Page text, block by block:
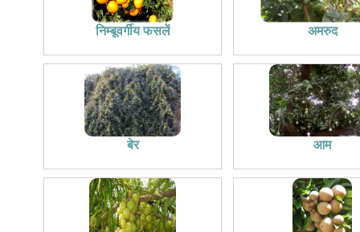
निम्बूवर्गीय फसलें अमरुद
बेर आम